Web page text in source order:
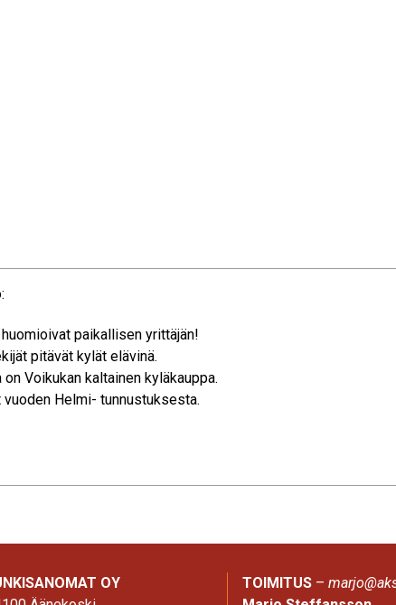
paikallisen yrittäjän!
pitävät kylät elävinä.
Voikukan kaltainen kyläkauppa.
Helmi- tunnustuksesta.
OY
TOIMITUS–